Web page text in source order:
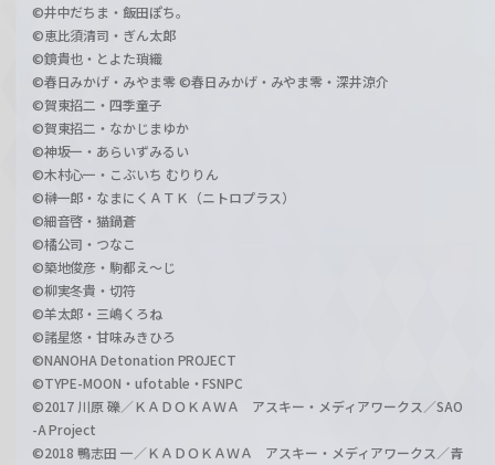
©井中だちま・飯田ぽち。
©恵比須清司・ぎん太郎
©鏡貴也・とよた瑣織
©春日みかげ・みやま零 ©春日みかげ・みやま零・深井涼介
©賀東招二・四季童子
©賀東招二・なかじまゆか
©神坂一・あらいずみるい
©木村心一・こぶいち むりりん
©榊一郎・なまにくＡＴＫ（ニトロプラス）
©細音啓・猫鍋蒼
©橘公司・つなこ
©築地俊彦・駒都え～じ
©柳実冬貴・切符
©羊太郎・三嶋くろね
©諸星悠・甘味みきひろ
©NANOHA Detonation PROJECT
©TYPE-MOON・ufotable・FSNPC
©2017 川原 礫／ＫＡＤＯＫＡＷＡ アスキー・メディアワークス／SAO
-A Project
©2018 鴨志田 一／ＫＡＤＯＫＡＷＡ アスキー・メディアワークス／青